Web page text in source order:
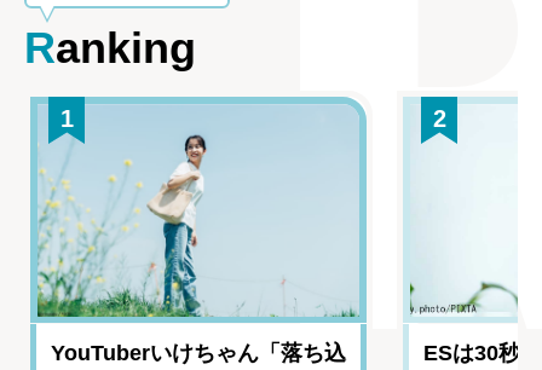
Ranking
1
YouTuberいけちゃん「落ち込
2
ESは30秒